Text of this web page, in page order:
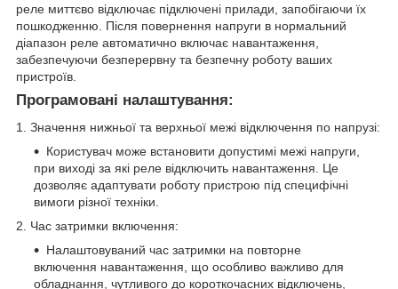
реле миттєво відключає підключені прилади, запобігаючи їх
пошкодженню. Після повернення напруги в нормальний
діапазон реле автоматично включає навантаження,
забезпечуючи безперервну та безпечну роботу ваших
пристроїв.
Програмовані налаштування:
1. Значення нижньої та верхньої межі відключення по напрузі:
Користувач може встановити допустимі межі напруги,
при виході за які реле відключить навантаження. Це
дозволяє адаптувати роботу пристрою під специфічні
вимоги різної техніки.
2. Час затримки включення:
Налаштовуваний час затримки на повторне
включення навантаження, що особливо важливо для
обладнання, чутливого до короткочасних відключень,